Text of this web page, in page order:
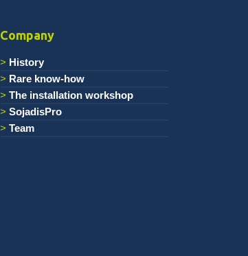
Company
History
Rare know-how
The installation workshop
SojadisPro
Team